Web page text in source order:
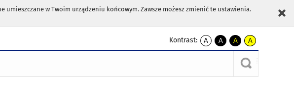
w Twoim urządzeniu końcowym. Zawsze możesz zmienić te ustawienia.
Kontrast:
A
kontrast
A
kontrast
czarnym
A
kontrast
żółty
tekst
czarnym
A
kontrast
czarny
tekst
żółtym